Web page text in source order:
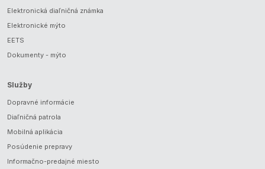
Elektronická diaľničná známka
Elektronické mýto
EETS
Dokumenty - mýto
Služby
Dopravné informácie
Diaľničná patrola
Mobilná aplikácia
Posúdenie prepravy
Informačno-predajné miesto